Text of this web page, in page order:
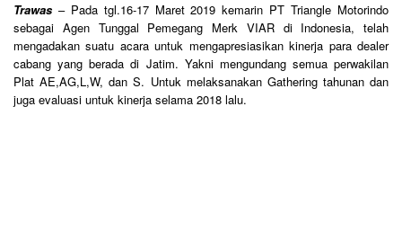
Trawas – Pada tgl.16-17 Maret 2019 kemarin PT Triangle Motorindo
sebagai Agen Tunggal Pemegang Merk VIAR di Indonesia, telah
mengadakan suatu acara untuk mengapresiasikan kinerja para dealer
cabang yang berada di Jatim. Yakni mengundang semua perwakilan
Plat AE,AG,L,W, dan S. Untuk melaksanakan Gathering tahunan dan
juga evaluasi untuk kinerja selama 2018 lalu.